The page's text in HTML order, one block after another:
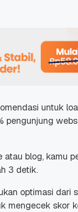
untuk
pengunjung
atau blog, kamu
3 detik.
optimasi dari
mengecek skor